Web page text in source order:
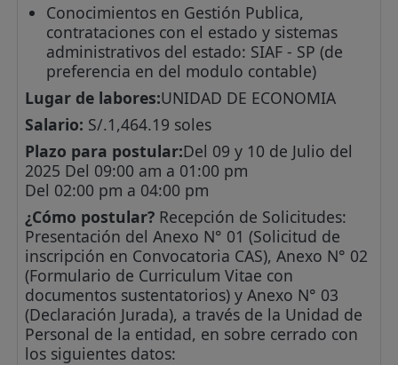
Conocimientos en Gestión Publica,
contrataciones con el estado y sistemas
administrativos del estado: SIAF - SP (de
preferencia en del modulo contable)
Lugar de labores:UNIDAD DE ECONOMIA
Salario: S/.1,464.19 soles
Plazo para postular:Del 09 y 10 de Julio del
2025 Del 09:00 am a 01:00 pm
Del 02:00 pm a 04:00 pm
¿Cómo postular? Recepción de Solicitudes:
Presentación del Anexo N° 01 (Solicitud de
inscripción en Convocatoria CAS), Anexo N° 02
(Formulario de Curriculum Vitae con
documentos sustentatorios) y Anexo N° 03
(Declaración Jurada), a través de la Unidad de
Personal de la entidad, en sobre cerrado con
los siguientes datos: